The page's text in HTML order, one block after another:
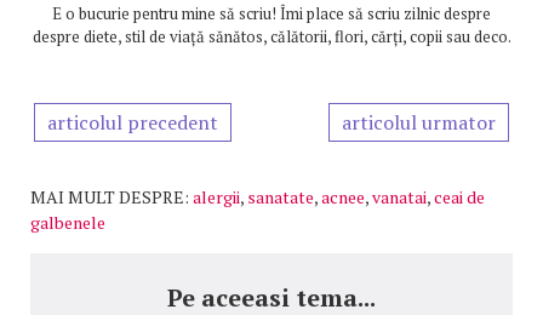
E o bucurie pentru mine să scriu! Îmi place să scriu zilnic despre
despre diete, stil de viață sănătos, călătorii, flori, cărți, copii sau deco.
articolul precedent articolul urmator
MAI MULT DESPRE: alergii, sanatate,acnee,vanatai,ceai de
galbenele
Pe aceeasi tema...